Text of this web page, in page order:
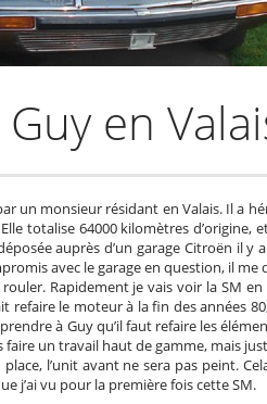
en
un monsieur résidant en Valais. Il a
totalise 64000 kilomètres
auprès d’un garage Citroën il
avec le garage en question, il me
Rapidement je vais voir la SM
refaire le moteur à la fin des années
à Guy qu’il faut refaire les
un travail haut de gamme, mais
l’unit avant ne sera pas peint.
j’ai vu pour la première fois cette SM.